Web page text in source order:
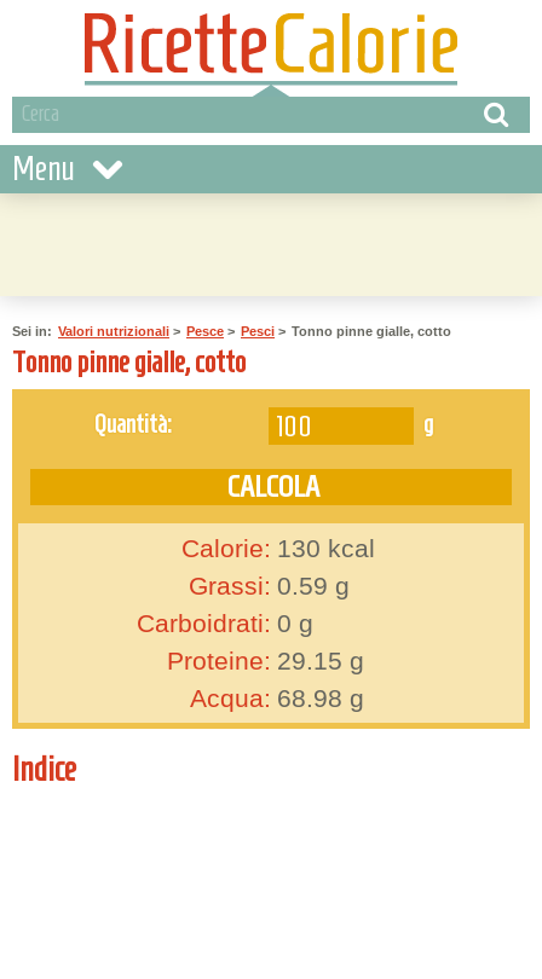
Menu
Sei in: Valori nutrizionali > Pesce > Pesci > Tonno pinne gialle, cotto
Tonno pinne gialle, cotto
Quantità: g
Calorie: 130 kcal
Grassi: 0.59 g
Carboidrati: 0 g
Proteine: 29.15 g
Acqua: 68.98 g
Indice